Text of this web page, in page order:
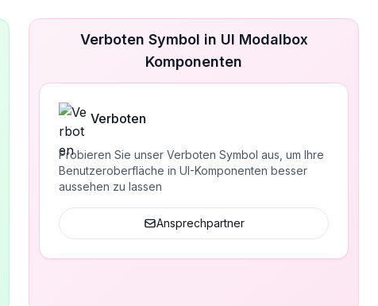
Verboten Symbol in UI Modalbox
Komponenten
Verboten
Probieren Sie unser Verboten Symbol aus, um Ihre
Benutzeroberfläche in UI-Komponenten besser
aussehen zu lassen
Ansprechpartner